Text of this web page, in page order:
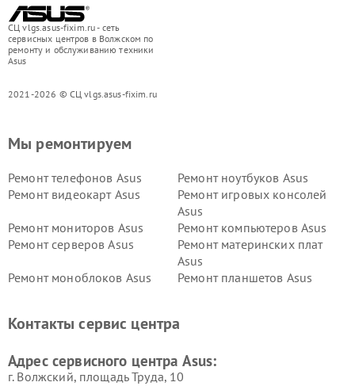
СЦ vlgs.asus-fixim.ru - сеть
сервисных центров в Волжском по
ремонту и обслуживанию техники
Asus
2021-2026 © СЦ vlgs.asus-fixim.ru
Мы ремонтируем
Ремонт телефонов Asus
Ремонт ноутбуков Asus
Ремонт видеокарт Asus
Ремонт игровых консолей
Asus
Ремонт мониторов Asus
Ремонт компьютеров Asus
Ремонт серверов Asus
Ремонт материнских плат
Asus
Ремонт моноблоков Asus
Ремонт планшетов Asus
Контакты сервис центра
Адрес сервисного центра Asus:
г. Волжский, площадь Труда, 10